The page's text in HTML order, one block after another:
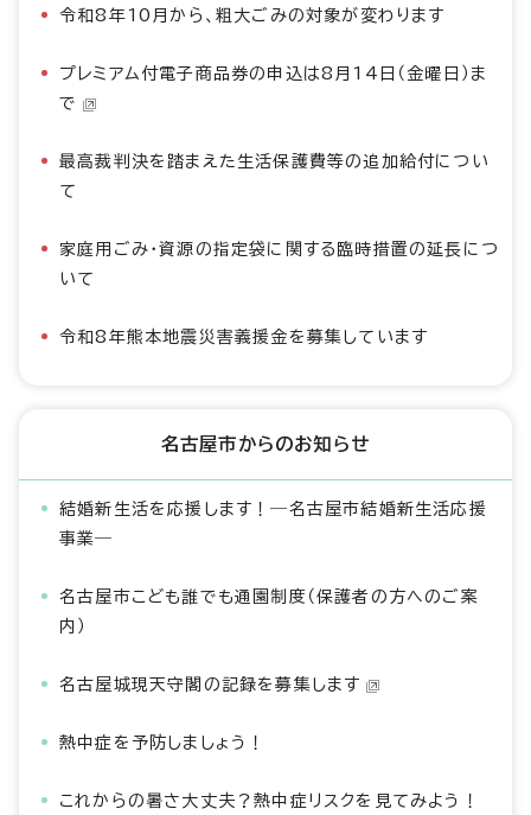
令和8年10月から、粗大ごみの対象が変わります
プレミアム付電子商品券の申込は8月14日（金曜日）ま
で
最高裁判決を踏まえた生活保護費等の追加給付につい
て
家庭用ごみ・資源の指定袋に関する臨時措置の延長につ
いて
令和8年熊本地震災害義援金を募集しています
名古屋市からのお知らせ
結婚新生活を応援します！―名古屋市結婚新生活応援
事業―
名古屋市こども誰でも通園制度（保護者の方へのご案
内）
名古屋城現天守閣の記録を募集します
熱中症を予防しましょう！
これからの暑さ大丈夫？熱中症リスクを見てみよう！